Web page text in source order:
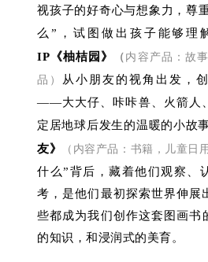
视孩子的好奇心与想象力，尊
么”，试图做出孩子能够理
IP《柚桔园》
（ 内容产品：故
品）
从小朋友的视角出发，
——大大仔、咔咔兽、火箭人
定居地球后发生的温暖的小故事
友》
（内容产品：书籍，儿童日
什么”背后，藏着他们观察、
考，是他们最初探索世界伸展
些都成为我们创作这套图画书
的知识，和浸润式的美育。